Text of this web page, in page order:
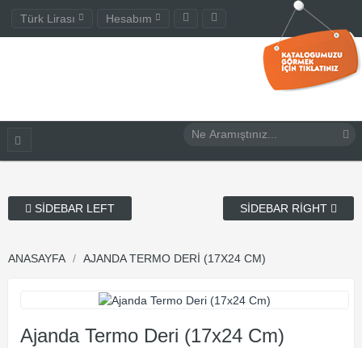
Türk Lirası Hesabım
SIDEBAR LEFT SIDEBAR RIGHT
ANASAYFA AJANDA TERMO DERI (17X24 CM)
Ajanda Termo Deri (17x24 Cm)